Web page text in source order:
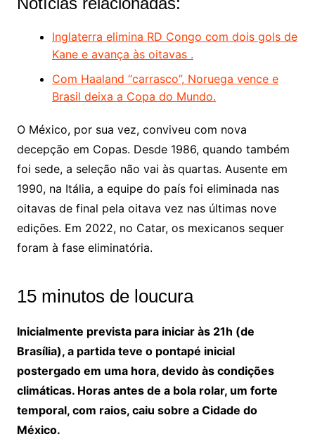
Inglaterra elimina RD Congo com dois gols de
Kane e avança às oitavas .
Com Haaland “carrasco”, Noruega vence e
Brasil deixa a Copa do Mundo.
O México, por sua vez, conviveu com nova
decepção em Copas. Desde 1986, quando também
foi sede, a seleção não vai às quartas. Ausente em
1990, na Itália, a equipe do país foi eliminada nas
oitavas de final pela oitava vez nas últimas nove
edições. Em 2022, no Catar, os mexicanos sequer
foram à fase eliminatória.
15 minutos de loucura
Inicialmente prevista para iniciar às 21h (de
Brasília), a partida teve o pontapé inicial
postergado em uma hora, devido às condições
climáticas. Horas antes de a bola rolar, um forte
temporal, com raios, caiu sobre a Cidade do
México.